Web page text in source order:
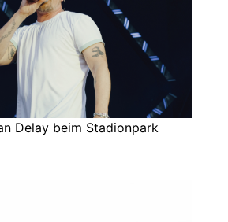
Delay beim Stadionpark